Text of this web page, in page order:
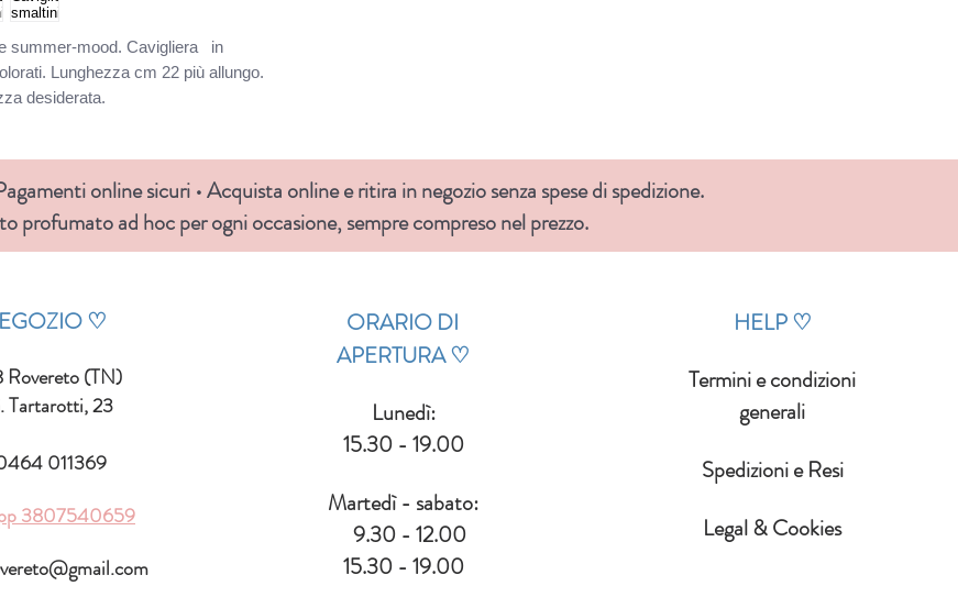
summer-mood. Cavigliera in
Lunghezza cm 22 più allungo.
desiderata.
online sicuri • Acquista online e ritira in negozio senza spese di spedizione.
profumato ad hoc per ogni occasione, sempre compreso nel prezzo.
♡
(TN)
Tartarotti, 23
011369
3807540659
ORARIO DI
APERTURA♡
Lunedì:
15.30 - 19.00
Martedì - sabato:
9.30 - 12.00
15.30 - 19.00
HELP♡
Termini e condizioni
generali
Spedizioni e Resi
Legal & Cookies